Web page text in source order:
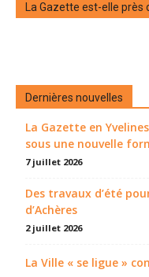
La Gazette est-elle près
Dernières nouvelles
La Gazette en
sous une nouvelle
7 juillet 2026
Des travaux d’été
d’Achères
2 juillet 2026
La Ville « se ligue »